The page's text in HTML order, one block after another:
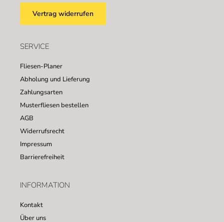
Vertrag widerrufen
SERVICE
Fliesen-Planer
Abholung und Lieferung
Zahlungsarten
Musterfliesen bestellen
AGB
Widerrufsrecht
Impressum
Barrierefreiheit
INFORMATION
Kontakt
Über uns